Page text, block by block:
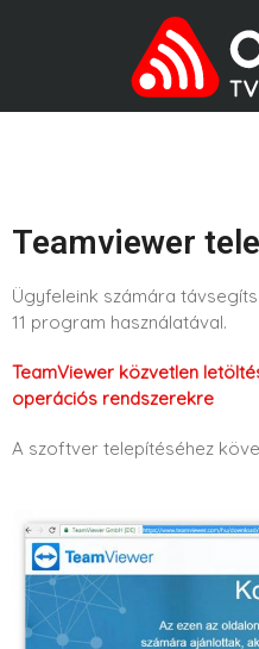
Teamviewer
Ügyfeleink számára
11 program használatával.
TeamViewer közvetlen
operációs rendszerekre
A szoftver telepítéséhez